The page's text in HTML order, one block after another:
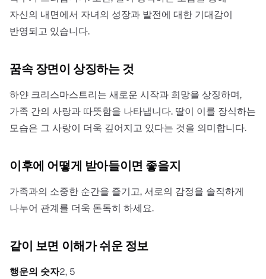
자신의 내면에서 자녀의 성장과 발전에 대한 기대감이
반영되고 있습니다.
꿈속 장면이 상징하는 것
하얀 크리스마스트리는 새로운 시작과 희망을 상징하며,
가족 간의 사랑과 따뜻함을 나타냅니다. 딸이 이를 장식하는
모습은 그 사랑이 더욱 깊어지고 있다는 것을 의미합니다.
이후에 어떻게 받아들이면 좋을지
가족과의 소중한 순간을 즐기고, 서로의 감정을 솔직하게
나누어 관계를 더욱 돈독히 하세요.
같이 보면 이해가 쉬운 정보
행운의 숫자2, 5